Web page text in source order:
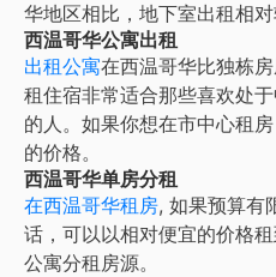
华地区相比，地下室出租相
西温哥华公寓出租
出租公寓在西温哥华比独栋
租住宿非常适合那些喜欢处
的人。如果你想在市中心租
的价格。
西温哥华单房分租
在西温哥华租房, 如果预算有
话，可以以相对便宜的价格
公寓分租房源。